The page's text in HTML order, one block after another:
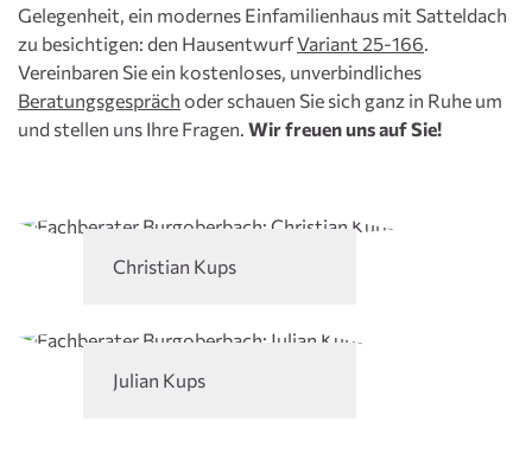
Gelegenheit, ein modernes Einfamilienhaus mit Satteldach
zu besichtigen: den HausentwurfVariant 25-166.
Vereinbaren Sie ein kostenloses, unverbindliches
Beratungsgespräch oder schauen Sie sich ganz in Ruhe um
und stellen uns Ihre Fragen. Wir freuen uns auf Sie!
Christian Kups
Julian Kups